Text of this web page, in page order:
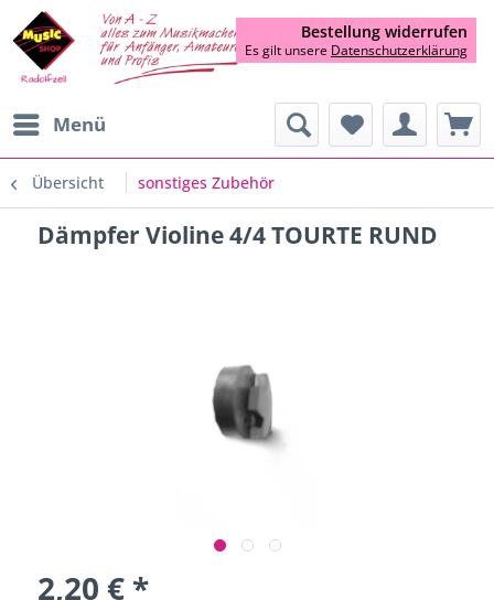
Menü
Übersicht sonstiges Zubehör
Dämpfer Violine 4/4 TOURTE RUND
2,20 € *
Bestellung widerrufen
Es gilt unsere Datenschutzerklärung